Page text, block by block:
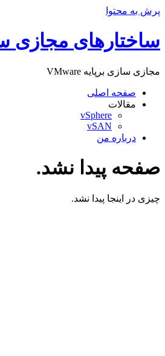
پرش به محتوا
ساختارهای مجازی
مجازی سازی برپایه VMware
صفحه اصلی
مقالات
vSphere
vSAN
درباره من
صفحه پیدا نشد.
چیزی در اینجا پیدا نشد.